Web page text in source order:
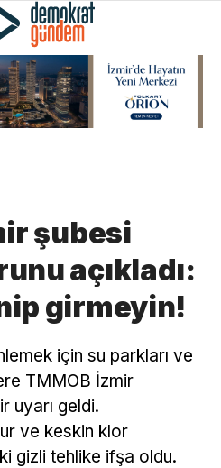
şubesi
açıkladı:
girmeyin!
için su parkları ve
TMMOB İzmir
uyarı geldi.
ve keskin klor
gizli tehlike ifşa oldu.